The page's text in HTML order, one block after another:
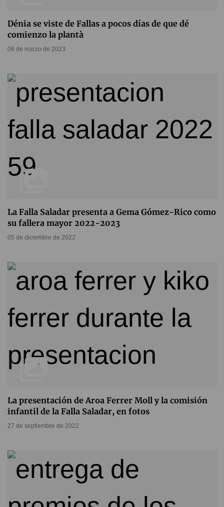
Dénia se viste de Fallas a pocos días de que dé
comienzo la plantà
06 de marzo de 2023
La Falla Saladar presenta a Gema Gómez-Rico como
su fallera mayor 2022-2023
05 de diciembre de 2022
La presentación de Aroa Ferrer Moll y la comisión
infantil de la Falla Saladar, en fotos
27 de septiembre de 2022